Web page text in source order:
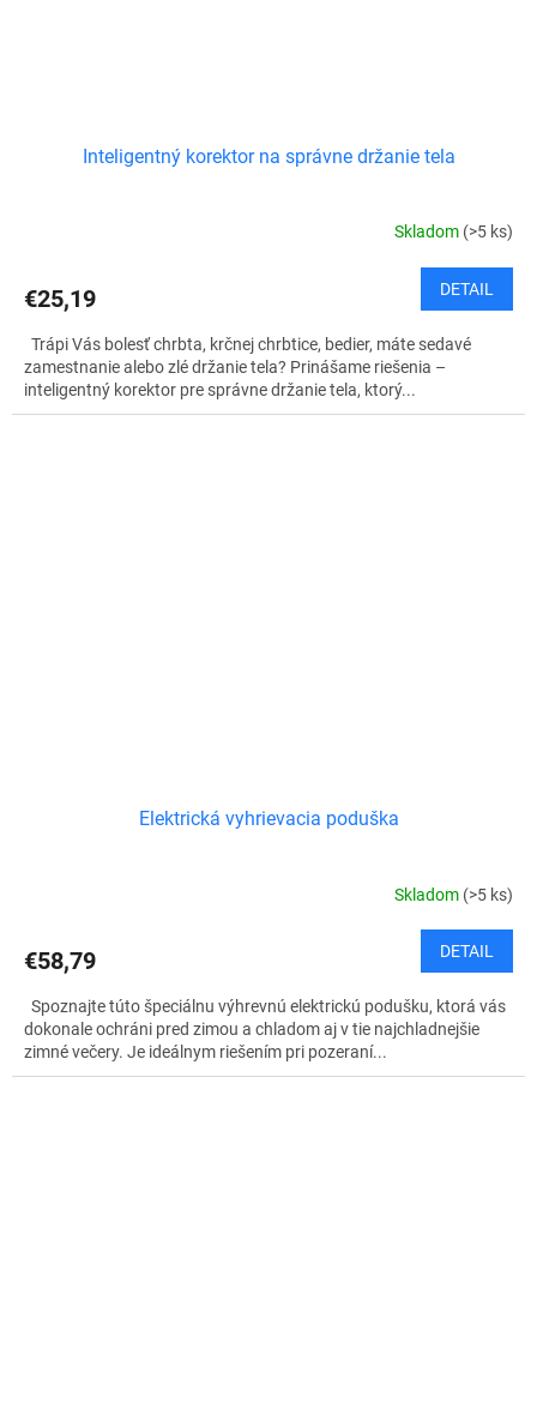
Inteligentný korektor na správne držanie tela
Skladom (>5 ks)
€25,19 DETAIL
Trápi Vás bolesť chrbta, krčnej chrbtice, bedier, máte sedavé
zamestnanie alebo zlé držanie tela? Prinášame riešenia –
inteligentný korektor pre správne držanie tela, ktorý...
Elektrická vyhrievacia poduška
Skladom (>5 ks)
€58,79 DETAIL
Spoznajte túto špeciálnu výhrevnú elektrickú podušku, ktorá vás
dokonale ochráni pred zimou a chladom aj v tie najchladnejšie
zimné večery. Je ideálnym riešením pri pozeraní...